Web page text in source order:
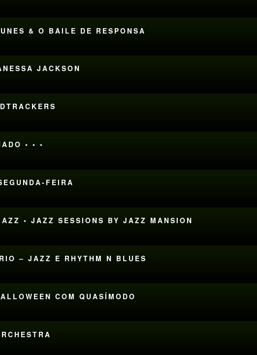
& O BAILE DE RESPONSA
JACKSON
• • •
FEIRA
• JAZZ SESSIONS BY JAZZ MANSION
– JAZZ E RHYTHM N BLUES
COM QUASÍMODO